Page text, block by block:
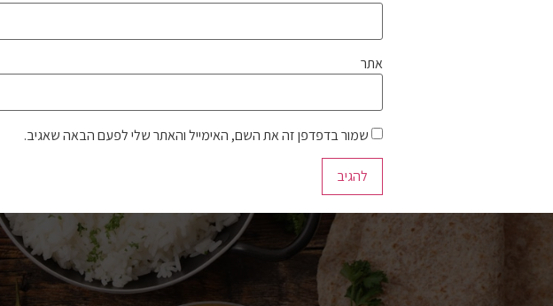
אתר
שמור בדפדפן זה את השם, האימייל והאתר שלי לפעם הבאה שאגיב.